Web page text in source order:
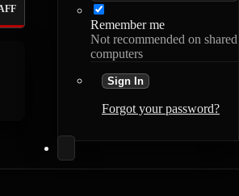
Remember me
Not recommended on shared
computers
Sign In
Forgot your password?